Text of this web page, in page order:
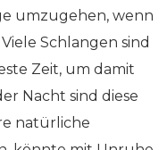
umzugehen, wenn
Schlangen sind
Zeit, um damit
Nacht sind diese
natürliche